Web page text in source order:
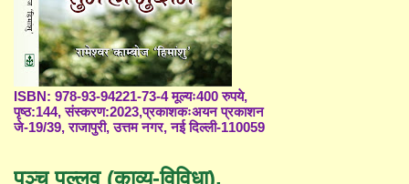
ISBN: 978-93-94221-73-4 मूल्यः400 रुपये,
पृष्ठ:144, संस्करण:2023,प्रकाशकःअयन प्रकाशन
जे-19/39, राजापुरी, उत्तम नगर, नई दिल्ली-110059
पञ्च पल्लव (काव्य-विविधा),